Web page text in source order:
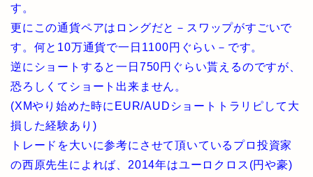
す。
更にこの通貨ペアはロングだと－スワップがすごいで
す。何と10万通貨で一日1100円ぐらい－です。
逆にショートすると一日750円ぐらい貰えるのですが、
恐ろしくてショート出来ません。
(XMやり始めた時にEUR/AUDショートトラリピして大
損した経験あり)
トレードを大いに参考にさせて頂いているプロ投資家
の西原先生によれば、2014年はユーロクロス(円や豪)